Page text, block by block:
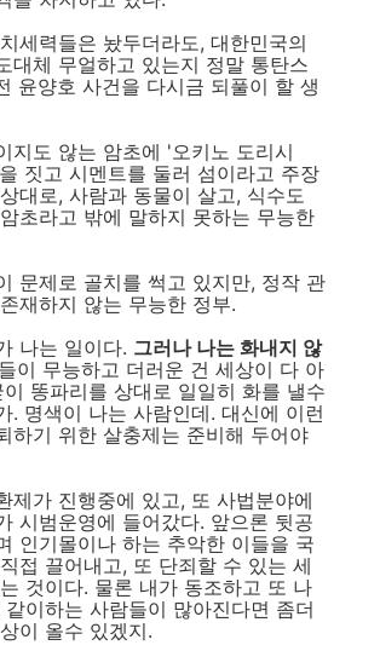
세력들은 놨두더라도, 대한민국의
대체 무얼하고 있는지 정말 통탄스
윤양호 사건을 다시금 되풀이 할 생
지도 않는 암초에 '오키노 도리시
짓고 시멘트를 둘러 섬이라고 주장
대로, 사람과 동물이 살고, 식수도
초라고 밖에 말하지 못하는 무능한
문제로 골치를 썩고 있지만, 정작 관
재하지 않는 무능한 정부.
나는 일이다. 그러나 나는 화내지 않
이 무능하고 더러운 건 세상이 다 아
똥파리를 상대로 일일히 화를 낼수
. 명색이 나는 사람인데. 대신에 이런
하기 위한 살충제는 준비해 두어야
제가 진행중에 있고, 또 사법분야에
시범운영에 들어갔다. 앞으론 뒷공
인기몰이나 하는 추악한 이들을 국
접 끌어내고, 또 단죄할 수 있는 세
것이다. 물론 내가 동조하고 또 나
이하는 사람들이 많아진다면 좀더
이 올수 있겠지.